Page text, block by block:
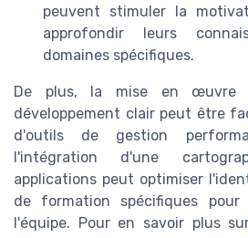
peuvent stimuler la
approfondir leurs
domaines spécifiques.
De plus, la mise en œuvre
développement clair peut être
d'outils de gestion
l'intégration d'une
applications peut optimiser
de formation spécifiques pour
l'équipe. Pour en savoir plus